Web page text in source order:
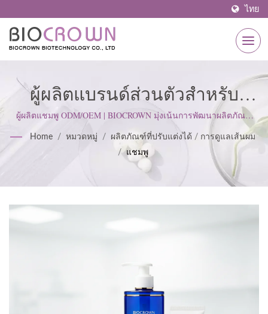
ไทย
ผู้ผลิตแบรนด์ส่วนตัวสำหรับ
แชมพู | ผู้ผลิตผลิตภัณฑ์ดูแลผิวที่
ได้รับการรับรอง ISO & GMP
ตั้งแต่ปี 1977 | BIOCROWN
ผู้ผลิตแชมพู ODM/OEM | BIOCROWN มุ่งเน้นการพัฒนาผลิตภัณฑ์
ดูแลผิว เราปฏิบัติตามมาตรฐาน ISO22716 และหลักการผลิตที่ดี
(GMP) โดยยึดมั่นในทัศนคติที่เข้มงวดเพื่อตอบสนองความคาดหวังของ
ลูกค้า.
Home / หมวดหมู่ / ผลิตภัณฑ์ที่ปรับแต่งได้ / การดูแลเส้นผม
/
แชมพู